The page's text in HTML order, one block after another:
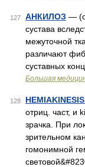
127 АНКИЛОЗ —
сустава
межуточной
различают
суставных
Большая
128
отриц. част, и
зрачка. При
зрительном
гомонимной